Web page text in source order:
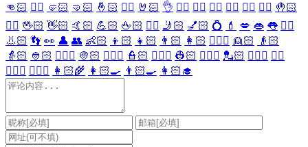
👊🏻 ✊🏻 🤛🏻 🤜🏻 🤞🏻 ✌🏻 🤘🏻 👌 👈🏻 👉🏻 👆🏻 👇🏻 ☝🏻 ✋🏻 🤚🏻
🖐🏻 🖖🏻 👋🏻 🤙🏻 💪🏻 🖕🏻 ✍🏻 🤳🏻 💅🏻 💍 💄 💋 👄 👅 👂🏻
👃🏻 👣 👀 👤 👥 👶🏻 👦🏻 👧🏻 👨🏻 👩🏻 👱🏻‍♀️ 👱🏻
👴🏻
👵🏻 👲🏻 👳🏻‍♀️ 👳🏻 👮🏻‍♀️ 👮🏻 👷🏻‍♀️ 👷🏻 💂🏻‍♀️ 💂🏻 🕵🏻‍♀️ 🕵🏻
👩🏻‍⚕️ 👨🏻‍⚕️ 👩🏻‍🌾 👩🏻‍🍳 👨🏻‍🍳 👩🏻‍🎓